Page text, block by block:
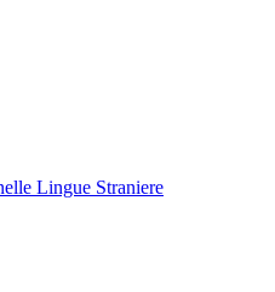
Lingue Straniere